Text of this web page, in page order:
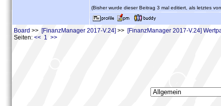
(Bisher wurde dieser Beitrag 3 mal editiert, als letztes
Board >> [FinanzManager 2017-V.24] >> [FinanzManager 2017-V.24]
Seiten: << 1 >>